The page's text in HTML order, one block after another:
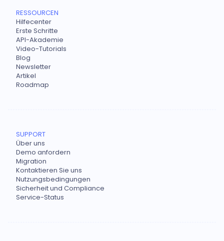
RESSOURCEN
Hilfecenter
Erste Schritte
API-Akademie
Video-Tutorials
Blog
Newsletter
Artikel
Roadmap
SUPPORT
Über uns
Demo anfordern
Migration
Kontaktieren Sie uns
Nutzungsbedingungen
Sicherheit und Compliance
Service-Status